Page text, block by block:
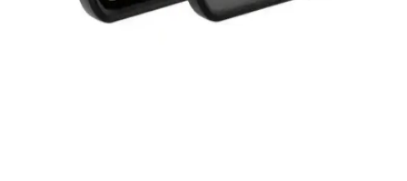
Vip Case Xiaomi Redmi Note 9s, şık renk seçenekleri ve dayanıklı